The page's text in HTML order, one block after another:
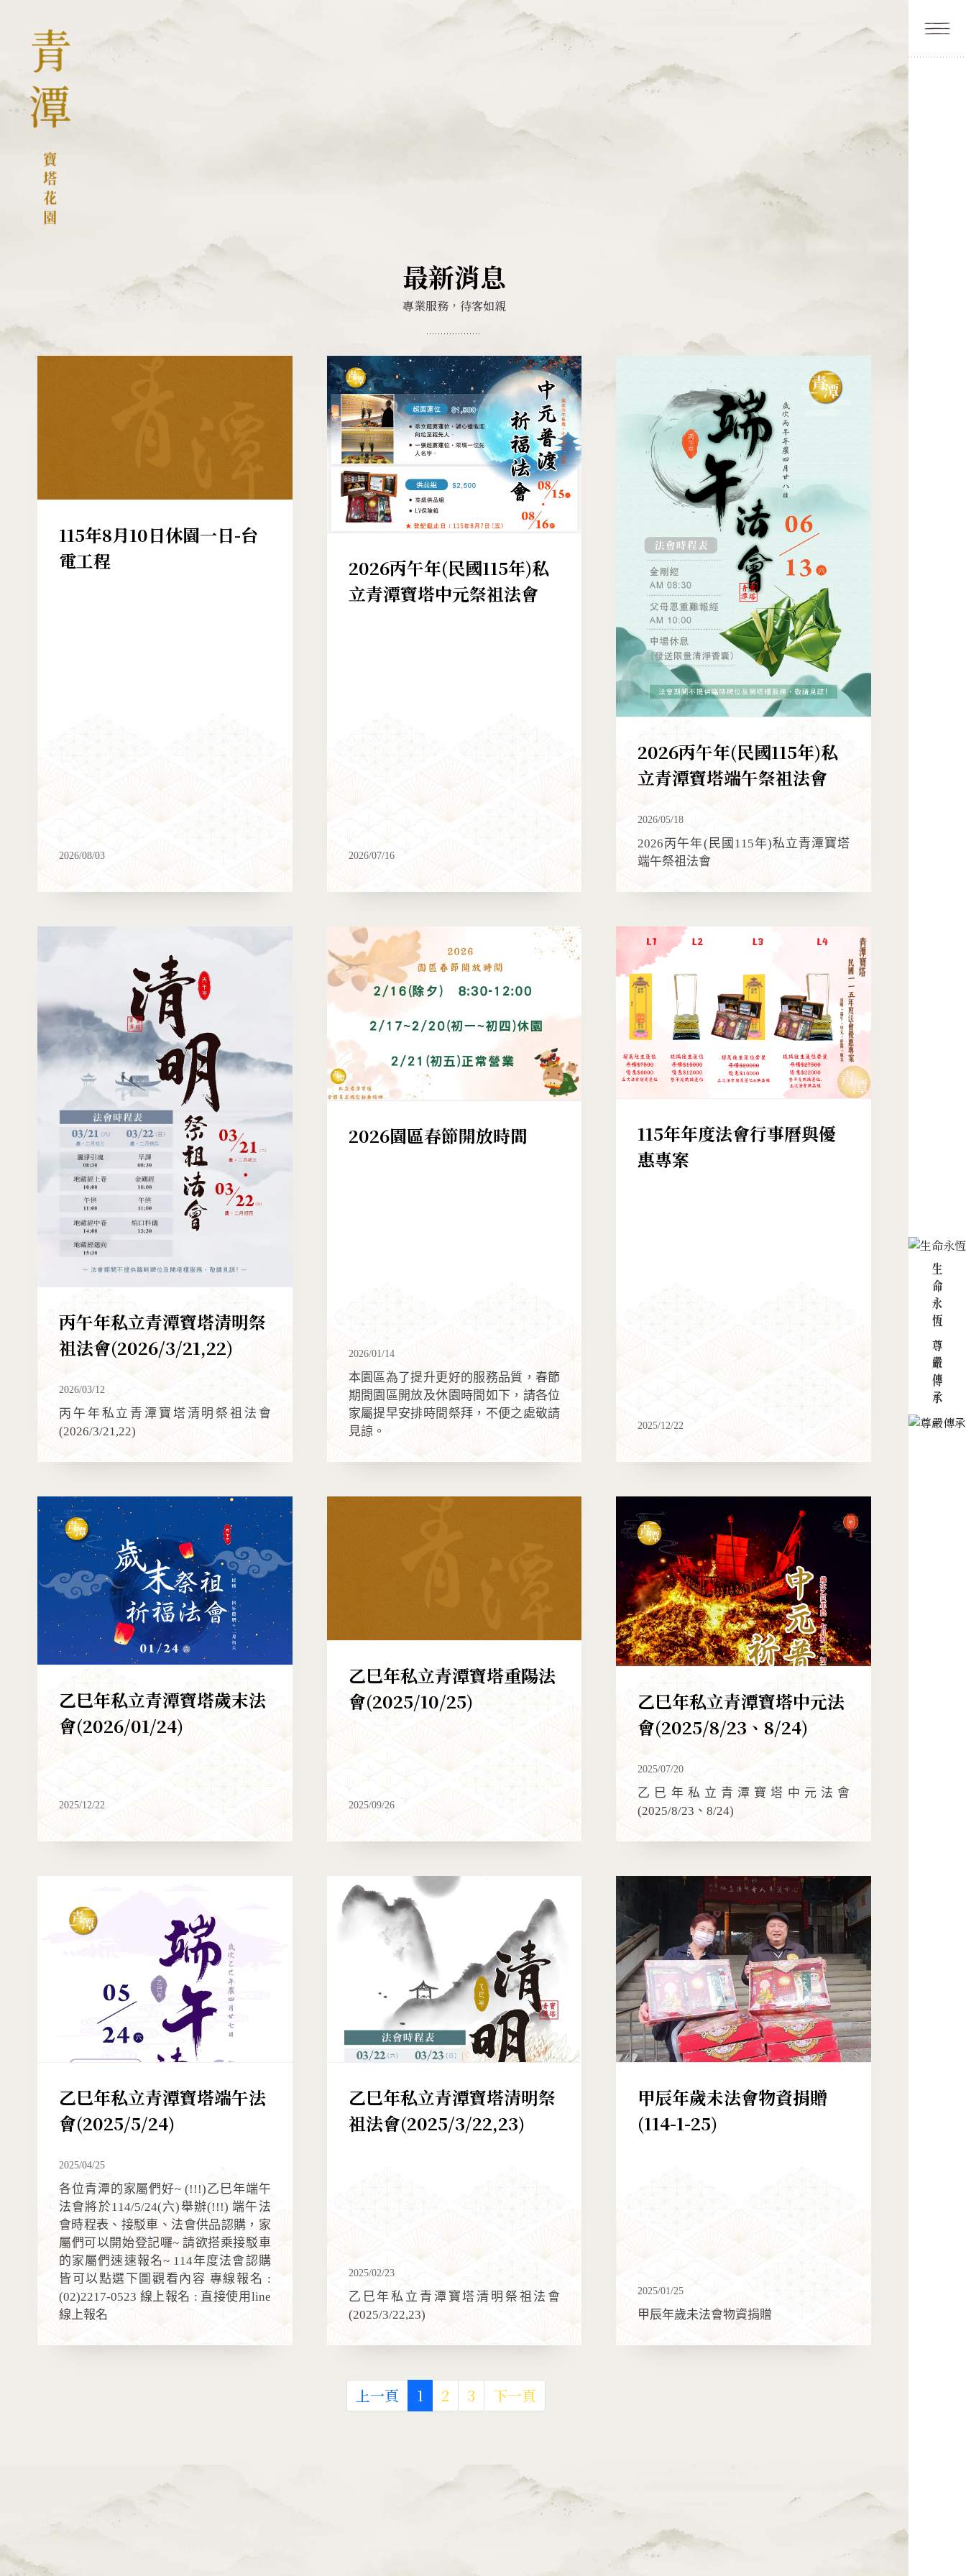
生命永恆 尊嚴傳承
最新消息
專業服務，待客如親
115年8月10日休園一日-台
電工程
2026/08/03
2026丙午年(民國115年)私
立青潭寶塔中元祭祖法會
2026/07/16
2026丙午年(民國115年)私
立青潭寶塔端午祭祖法會
2026/05/18
2026丙午年(民國115年)私立青潭寶塔
端午祭祖法會
丙午年私立青潭寶塔清明祭
祖法會(2026/3/21,22)
2026/03/12
丙午年私立青潭寶塔清明祭祖法會
(2026/3/21,22)
2026園區春節開放時間
2026/01/14
本園區為了提升更好的服務品質，春節
期間園區開放及休園時間如下，請各位
家屬提早安排時間祭拜，不便之處敬請
見諒。
115年年度法會行事曆與優
惠專案
2025/12/22
乙巳年私立青潭寶塔歲末法
會(2026/01/24)
2025/12/22
乙巳年私立青潭寶塔重陽法
會(2025/10/25)
2025/09/26
乙巳年私立青潭寶塔中元法
會(2025/8/23、8/24)
2025/07/20
乙巳年私立青潭寶塔中元法會
(2025/8/23、8/24)
乙巳年私立青潭寶塔端午法
會(2025/5/24)
2025/04/25
各位青潭的家屬們好~ (!!!)乙巳年端午
法會將於114/5/24(六)舉辦(!!!) 端午法
會時程表、接駁車、法會供品認購，家
屬們可以開始登記囉~ 請欲搭乘接駁車
的家屬們速速報名~ 114年度法會認購
皆可以點選下圖觀看內容 專線報名 :
(02)2217-0523 線上報名 : 直接使用line
線上報名
乙巳年私立青潭寶塔清明祭
祖法會(2025/3/22,23)
2025/02/23
乙巳年私立青潭寶塔清明祭祖法會
(2025/3/22,23)
甲辰年歲未法會物資捐贈
(114-1-25)
2025/01/25
甲辰年歲未法會物資捐贈
上一頁 1 2 3 下一頁